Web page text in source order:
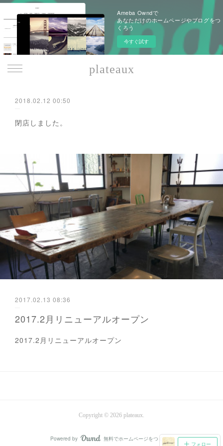
Ameba Owndで
あなただけのホームページやブログをつ
くろう
今すぐ試す
plateaux
2018.02.12 00:50
閉店しました。
2017.02.13 08:36
2017.2月リニューアルオープン
2017.2月リニューアルオープン
フォロー
Copyright © 2026 plateaux.
Powered by AmebaOwnd
無料でホームページをつくろう